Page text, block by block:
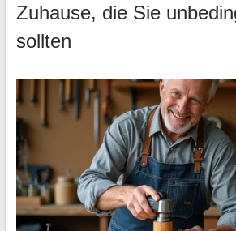
Zuhause, die Sie
sollten